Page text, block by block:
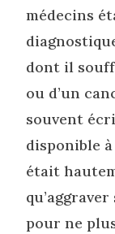
médecins
dont il
ou d’un
souvent
disponible à
était
pour ne